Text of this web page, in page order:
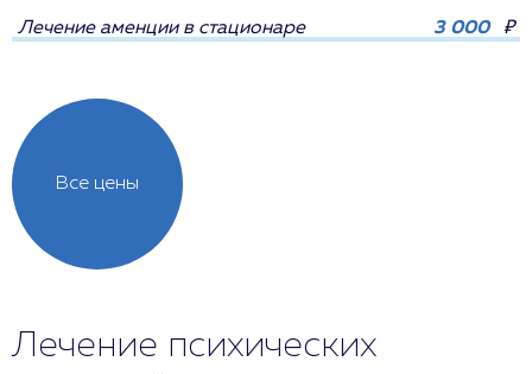
Все цены
Лечение аменции в стационаре 3 000 ₽
Лечение психических